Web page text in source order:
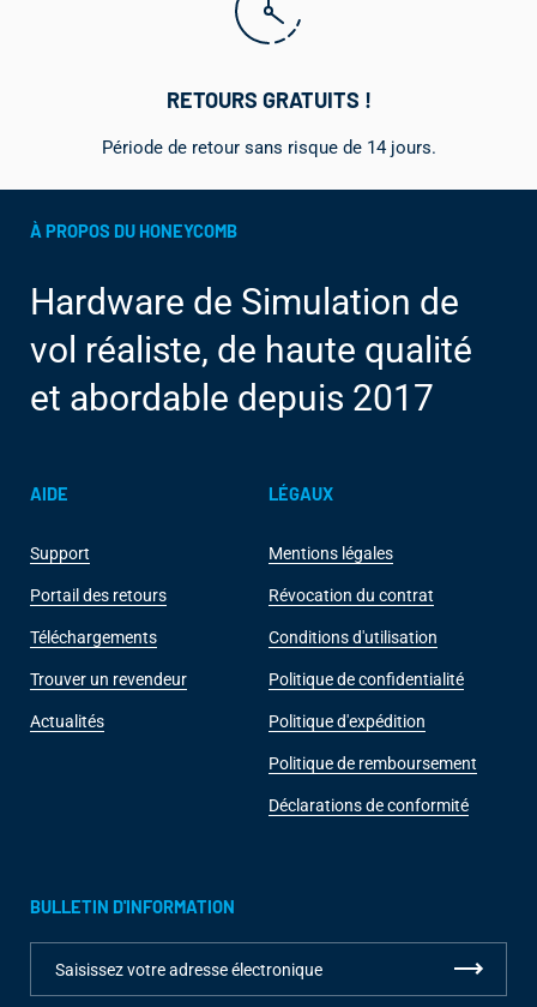
RETOURS GRATUITS !
Période de retour sans risque de 14 jours.
À PROPOS DU HONEYCOMB
Hardware de Simulation de
vol réaliste, de haute qualité
et abordable depuis 2017
AIDE
Support
Portail des retours
Téléchargements
Trouver un revendeur
Actualités
LÉGAUX
Mentions légales
Révocation du contrat
Conditions d'utilisation
Politique de confidentialité
Politique d'expédition
Politique de remboursement
Déclarations de conformité
BULLETIN D'INFORMATION